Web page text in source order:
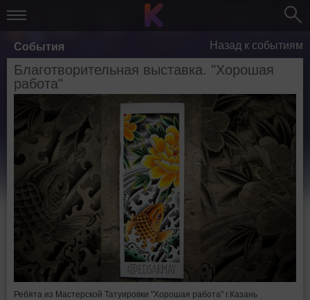
События Назад к событиям
Благотворительная выставка. "Хорошая
работа"
Ребята из Мастерской Татуировки "Хорошая работа" г.Казань